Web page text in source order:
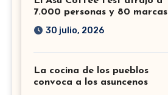
7.000 personas y 80 marcas
30 julio, 2026
La cocina de los pueblos
convoca a los asuncenos